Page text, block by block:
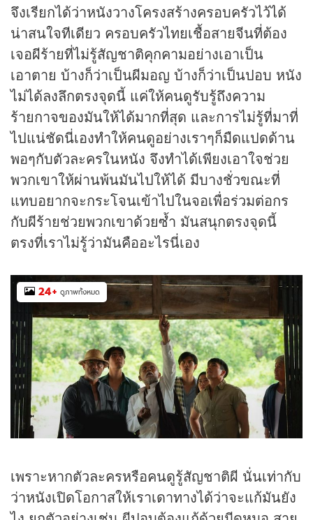
จึงเรียกได้ว่าหนังวางโครงสร้างครอบครัวไว้ได้
น่าสนใจทีเดียว ครอบครัวไทยเชื้อสายจีนที่ต้อง
เจอผีร้ายที่ไม่รู้สัญชาติคุกคามอย่างเอาเป็น
เอาตาย บ้างก็ว่าเป็นผีมอญ บ้างก็ว่าเป็นปอบ หนัง
ไม่ได้ลงลึกตรงจุดนี้ แค่ให้คนดูรับรู้ถึงความ
ร้ายกาจของมันให้ได้มากที่สุด และการไม่รู้ที่มาที่
ไปแน่ชัดนี่เองทำให้คนดูอย่างเราๆก็มืดแปดด้าน
พอๆกับตัวละครในหนัง จึงทำได้เพียงเอาใจช่วย
พวกเขาให้ผ่านพ้นมันไปให้ได้ มีบางชั่วขณะที่
แทบอยากจะกระโจนเข้าไปในจอเพื่อร่วมต่อกร
กับผีร้ายช่วยพวกเขาด้วยซ้ำ มันสนุกตรงจุดนี้
ตรงที่เราไม่รู้ว่ามันคืออะไรนี่เอง
24+ ดูภาพทั้งหมด
เพราะหากตัวละครหรือคนดูรู้สัญชาติผี นั่นเท่ากับ
ว่าหนังเปิดโอกาสให้เราเดาทางได้ว่าจะแก้มันยัง